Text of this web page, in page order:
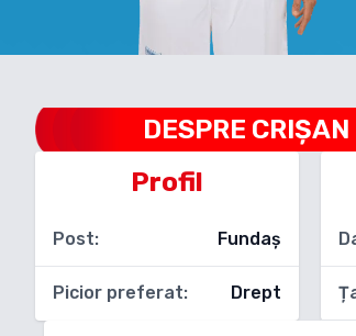
DESPRE CRIȘAN
Profil
Post: Fundaș
Picior preferat: Drept